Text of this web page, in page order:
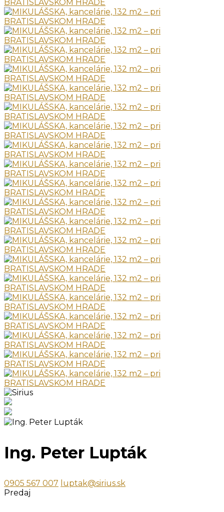
Ing. Peter Lupták
0905 567 007 luptak@sirius.sk
Predaj